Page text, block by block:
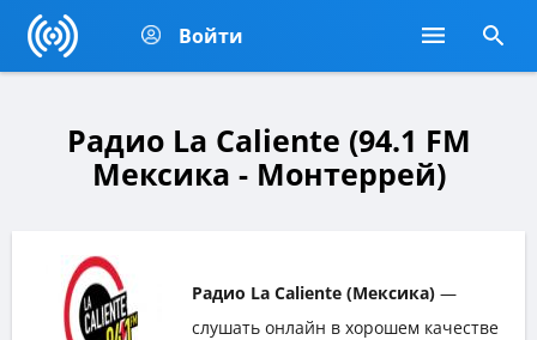
Войти
Радио La Caliente (94.1 FM
Мексика - Монтеррей)
Радио La Caliente (Мексика) —
слушать онлайн в хорошем качестве